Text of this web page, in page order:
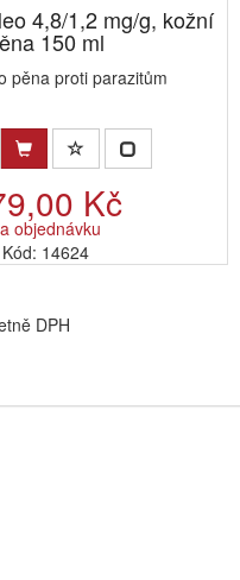
4,8/1,2 mg/g, kožní
150 ml
pěna proti parazitům
Kč
objednávku
Kód: 14624
DPH